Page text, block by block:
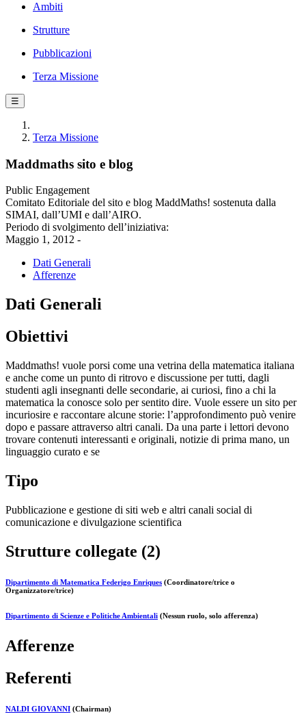
Ambiti
Strutture
Pubblicazioni
Terza Missione
☰
Terza Missione
Maddmaths sito e blog
Public Engagement
Comitato Editoriale del sito e blog MaddMaths! sostenuta dalla
SIMAI, dall’UMI e dall’AIRO.
Periodo di svolgimento dell’iniziativa:
Maggio 1, 2012 -
Dati Generali
Afferenze
Dati Generali
Obiettivi
Maddmaths! vuole porsi come una vetrina della matematica italiana
e anche come un punto di ritrovo e discussione per tutti, dagli
studenti agli insegnanti delle secondarie, ai curiosi, fino a chi la
matematica la conosce solo per sentito dire. Vuole essere un sito per
incuriosire e raccontare alcune storie: l’approfondimento può venire
dopo e passare attraverso altri canali. Da una parte i lettori devono
trovare contenuti interessanti e originali, notizie di prima mano, un
linguaggio curato e se
Tipo
Pubblicazione e gestione di siti web e altri canali social di
comunicazione e divulgazione scientifica
Strutture collegate (2)
Dipartimento di Matematica Federigo Enriques (Coordinatore/trice o
Organizzatore/trice)
Dipartimento di Scienze e Politiche Ambientali (Nessun ruolo, solo afferenza)
Afferenze
Referenti
NALDI GIOVANNI (Chairman)